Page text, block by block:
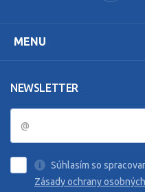
MENU
NEWSLETTER
Súhlasím so
Zásady ochrany